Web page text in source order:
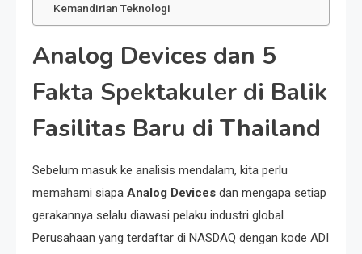
Kemandirian Teknologi
Analog Devices dan 5
Fakta Spektakuler di Balik
Fasilitas Baru di Thailand
Sebelum masuk ke analisis mendalam, kita perlu
memahami siapa Analog Devices dan mengapa setiap
gerakannya selalu diawasi pelaku industri global.
Perusahaan yang terdaftar di NASDAQ dengan kode ADI